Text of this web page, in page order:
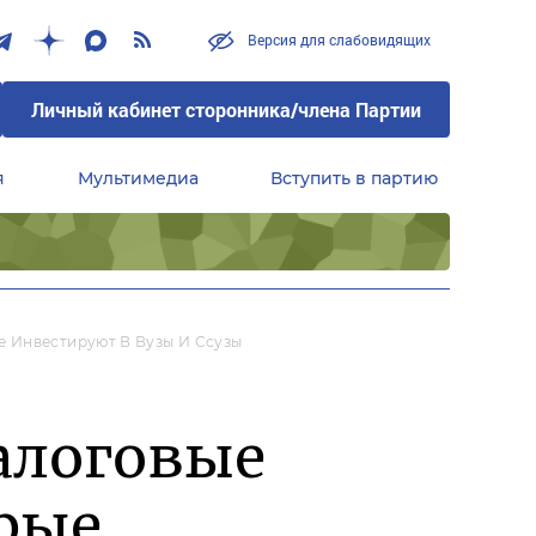
Версия для слабовидящих
Личный кабинет сторонника/члена Партии
Мультимедиа Вступить в партию
Инвестируют В Вузы И Ссузы